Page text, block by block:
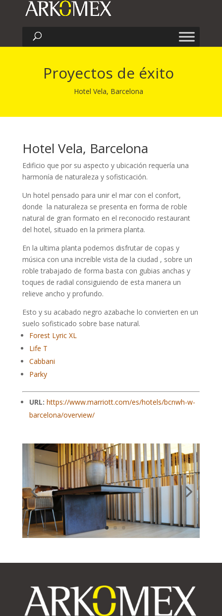
Proyectos de éxito
Hotel Vela, Barcelona
Hotel Vela, Barcelona
Edificio que por su aspecto y ubicación requería una
harmonía de naturaleza y sofisticación.
Un hotel pensado para unir el mar con el confort,
donde la naturaleza se presenta en forma de roble
natural de gran formato en el reconocido restaurant
del hotel, situado en la primera planta.
En la ultima planta podemos disfrutar de copas y
música con una increíble vista de la ciudad , sobre un
roble trabajado de forma basta con gubias anchas y
toques de radial consiguiendo de esta manera un
relieve ancho y profundo.
Esto y su acabado negro azabache lo convierten en un
suelo sofisticado sobre base natural.
Forest Lyric XL
Life T
Cabbani
Parky
URL: https://www.marriott.com/es/hotels/bcnwh-w-
barcelona/overview/